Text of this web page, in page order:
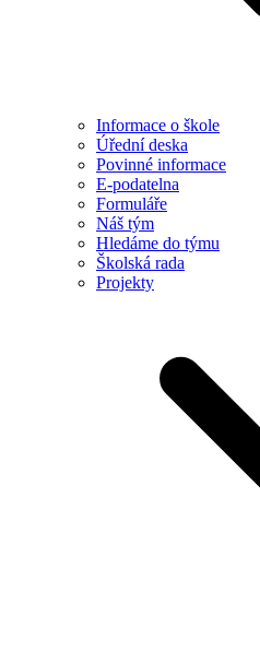
Informace o škole
Úřední deska
Povinné informace
E-podatelna
Formuláře
Náš tým
Hledáme do týmu
Školská rada
Projekty